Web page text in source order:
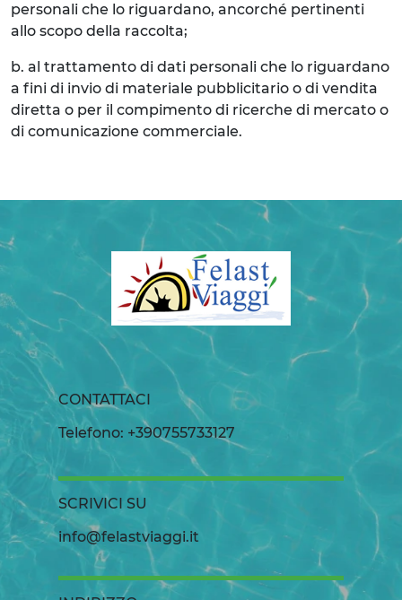
personali che lo riguardano, ancorché pertinenti
allo scopo della raccolta;
b. al trattamento di dati personali che lo riguardano
a fini di invio di materiale pubblicitario o di vendita
diretta o per il compimento di ricerche di mercato o
di comunicazione commerciale.
CONTATTACI
Telefono: +390755733127
SCRIVICI SU
info@felastviaggi.it